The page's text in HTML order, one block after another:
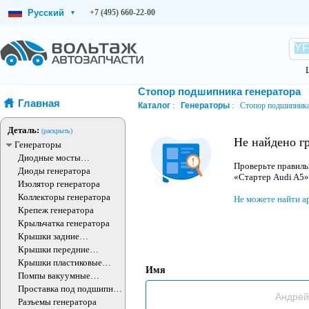
Русский ▾ +7 (495) 660-22-00
Главная
Деталь: (раскрыть)
Генераторы
Диодные мосты
генератора
Диоды генератора
Изолятор генератора
Коллекторы генератора
Крепеж генератора
Крыльчатка генератора
Крышки задние
генератора
Крышки передние
генератора
Крышки пластиковые
генератора
Помпы вакуумные
генератора
Проставка под подшипник
генератора
Разъемы генератора
Стопор подшипника генератора
Каталог Генераторы Стопор
Не найдено
Проверьте
«Стартер Audi
Не можете найти
Имя